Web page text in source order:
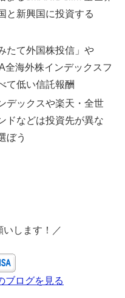
と新興国に投資する
たて外国株投信」や
全海外株インデックスフ
て低い信託報酬
デックスや楽天・全世
ドなどは投資先が異な
ぼう
いします！／
ブログを見る